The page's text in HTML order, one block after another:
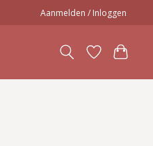
Aanmelden / Inloggen